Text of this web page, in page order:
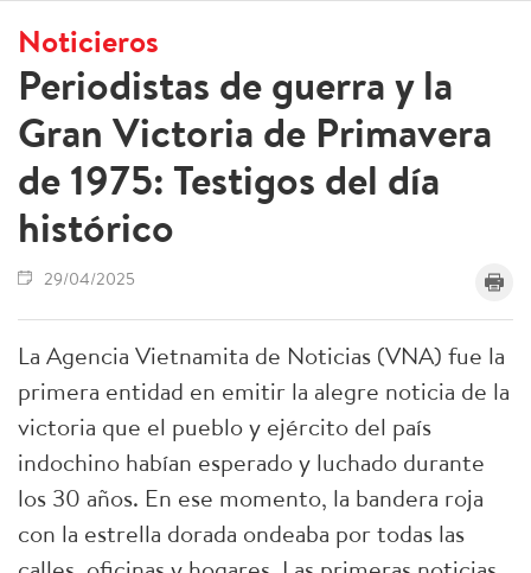
Noticieros
Periodistas de guerra y la
Gran Victoria de Primavera
de 1975: Testigos del día
histórico
29/04/2025
La Agencia Vietnamita de Noticias (VNA) fue la
primera entidad en emitir la alegre noticia de la
victoria que el pueblo y ejército del país
indochino habían esperado y luchado durante
los 30 años. En ese momento, la bandera roja
con la estrella dorada ondeaba por todas las